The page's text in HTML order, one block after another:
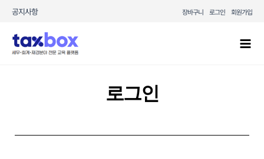
콘텐츠로
공지사항 장바구니 로그인 회원가입
로그인